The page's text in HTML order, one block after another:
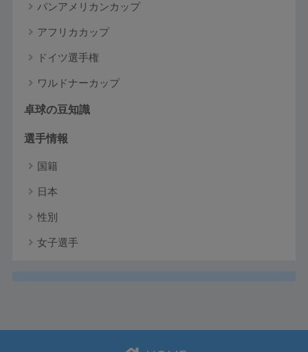
パンアメリカンカップ
アフリカカップ
ドイツ選手権
ワルドナーカップ
卓球の豆知識
選手情報
国籍
日本
性別
女子選手